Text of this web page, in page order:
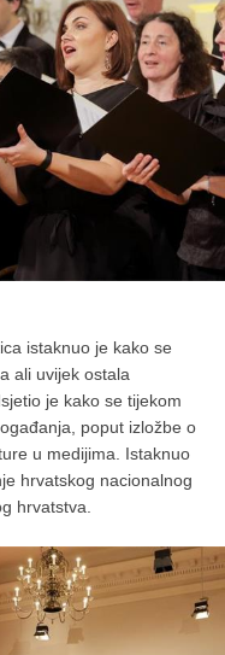
istaknuo je kako se
ali uvijek ostala
je kako se tijekom
poput izložbe o
u medijima. Istaknuo
hrvatskog nacionalnog
hrvatstva.